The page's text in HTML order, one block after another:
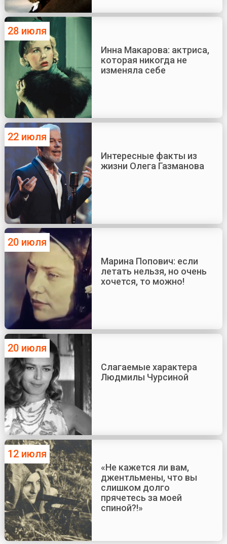
28 июля
Инна Макарова: актриса,
которая никогда не
изменяла себе
22 июля
Интересные факты из
жизни Олега Газманова
20 июля
Марина Попович: если
летать нельзя, но очень
хочется, то можно!
20 июля
Слагаемые характера
Людмилы Чурсиной
12 июля
«Не кажется ли вам,
джентльмены, что вы
слишком долго
прячетесь за моей
спиной?!»